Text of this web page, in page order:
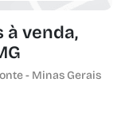
à venda,
- Minas Gerais